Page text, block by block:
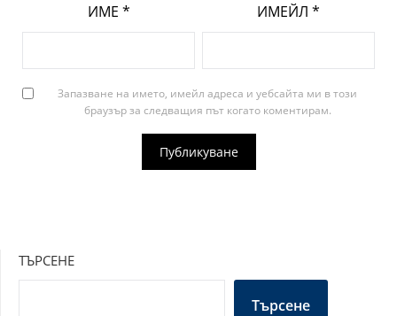
ИМЕ * ИМЕЙЛ *
Запазване на името, имейл адреса и уебсайта ми в този
браузър за следващия път когато коментирам.
ТЪРСЕНЕ
Търсене